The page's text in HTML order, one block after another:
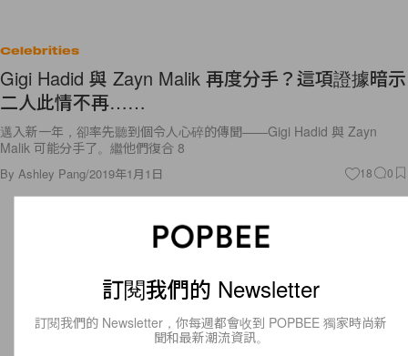
Celebrities
Gigi Hadid 與 Zayn Malik 再度分手？這項證據暗示
二人此情不再……
邁入新一年，卻率先聽到個令人心碎的傳聞——Gigi Hadid 與 Zayn
Malik 可能分手了。繼他們復合 8
By Ashley Pang/2019年1月1日 18 0
訂閱我們的 Newsletter
訂閱我們的 Newsletter，你每週都會收到 POPBEE 獨家時尚新
聞和最新潮流資訊。